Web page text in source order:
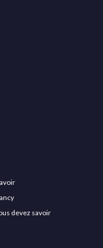
devez savoir